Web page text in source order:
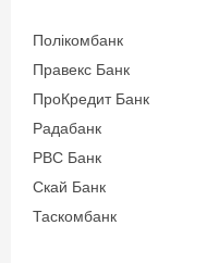
Полікомбанк
Правекс Банк
ПроКредит Банк
Радабанк
РВС Банк
Скай Банк
Таскомбанк